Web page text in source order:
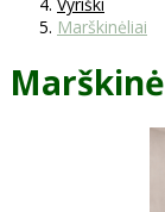
Marškinėliai